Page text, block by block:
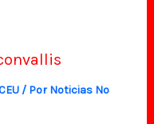
/ Por Noticias No